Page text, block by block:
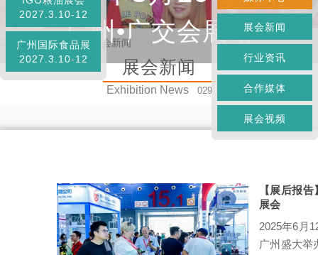
广州•广交会展馆
2027.3.10-12
广州国际食品展
2027.3.10-12
首页»媒体中心 » 展会新闻
展会新闻
Exhibition News 029
【展后报
展会
2025年6月
广州盛大举
展会新闻
行业资讯
合作媒体
展会视频